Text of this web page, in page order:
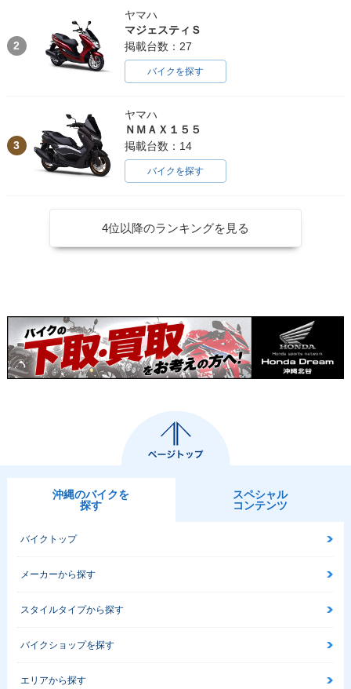
2
ヤマハ
マジェスティＳ
掲載台数：27
バイクを探す
3
ヤマハ
ＮＭＡＸ１５５
掲載台数：14
バイクを探す
4位以降のランキングを見る
沖縄のバイクを
探す
スペシャル
コンテンツ
バイクトップ
メーカーから探す
スタイルタイプから探す
バイクショップを探す
エリアから探す